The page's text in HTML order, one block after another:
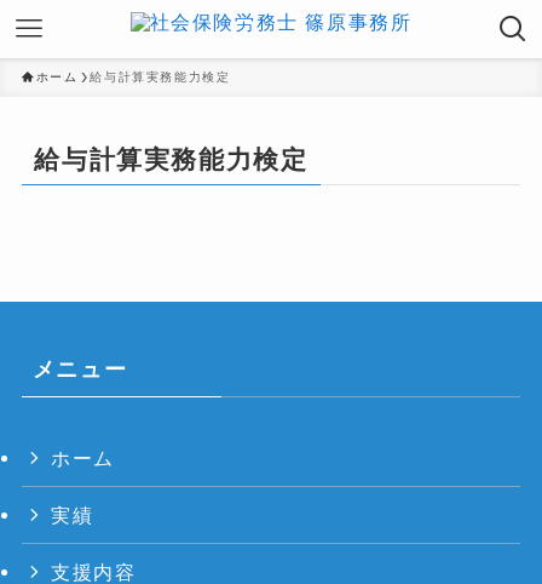
ホーム 給与計算実務能力検定
給与計算実務能力検定
メニュー
ホーム
実績
支援内容